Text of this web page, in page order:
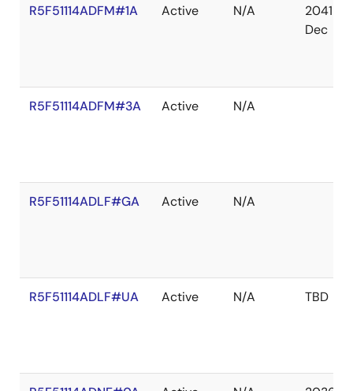
R5F51114ADFM#1A Active N/A
2041
Dec
R5F51114ADFM#3A Active N/A
R5F51114ADLF#GA Active N/A
R5F51114ADLF#UA Active N/A TBD